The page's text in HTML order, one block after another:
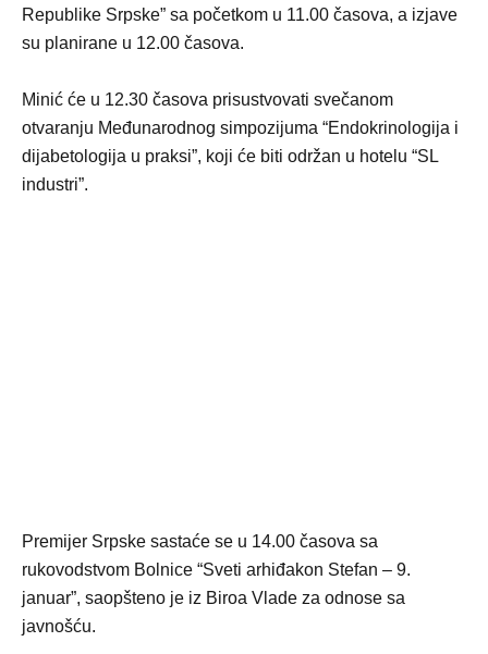
Republike Srpske” sa početkom u 11.00 časova, a izjave
su planirane u 12.00 časova.
Minić će u 12.30 časova prisustvovati svečanom
otvaranju Međunarodnog simpozijuma “Endokrinologija i
dijabetologija u praksi”, koji će biti održan u hotelu “SL
industri”.
Premijer Srpske sastaće se u 14.00 časova sa
rukovodstvom Bolnice “Sveti arhiđakon Stefan – 9.
januar”, saopšteno je iz Biroa Vlade za odnose sa
javnošću.